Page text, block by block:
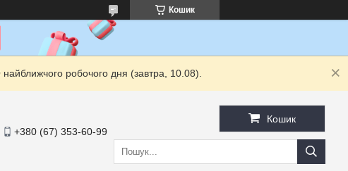
Кошик
робочого дня (завтра, 10.08).
+380 (67) 353-60-99
Кошик